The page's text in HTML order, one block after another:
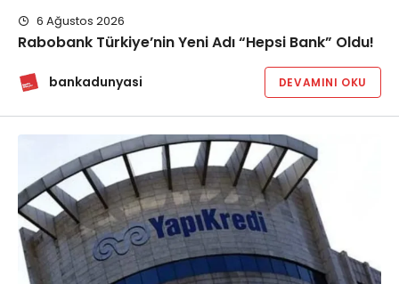
6 Ağustos 2026
Rabobank Türkiye’nin Yeni Adı “Hepsi Bank” Oldu!
bankadunyasi DEVAMINI OKU